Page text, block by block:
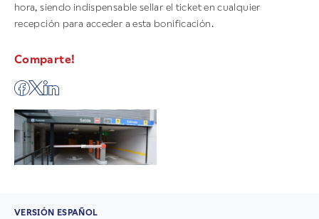
hora, siendo indispensable sellar el ticket en cualquier
recepción para acceder a esta bonificación.
Comparte!
VERSIÓN ESPAÑOL